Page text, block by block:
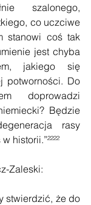
szalonego,
co uczciwe
stanowi coś tak
jest chyba
jakiego się
potworności. Do
doprowadzi
Będzie
rasy
historii.”²²²²
Zaleski:
stwierdzić, że do